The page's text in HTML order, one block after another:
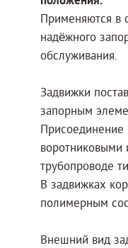
Применяются в
надёжного
обслуживания.
Задвижки
запорным
Присоединение
трубопроводе
В задвижках
полимерным
Внешний вид